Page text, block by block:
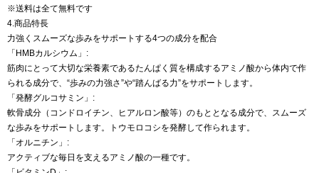
※送料は全て無料です
4.商品特長
力強くスムーズな歩みをサポートする4つの成分を配合
「HMBカルシウム」:
筋肉にとって大切な栄養素であるたんぱく質を構成するアミノ酸から体内で作
られる成分で、“歩みの力強さ”や“踏んばる力”をサポートします。
「発酵グルコサミン」:
軟骨成分（コンドロイチン、ヒアルロン酸等）のもととなる成分で、スムーズ
な歩みをサポートします。トウモロコシを発酵して作られます。
「オルニチン」:
アクティブな毎日を支えるアミノ酸の一種です。